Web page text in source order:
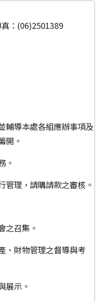
：(06)2501389
輔導本處各組應辦事項及
開。
。
管理，請購請款之審核。
之召集。
、財物管理之督導與考
展示。